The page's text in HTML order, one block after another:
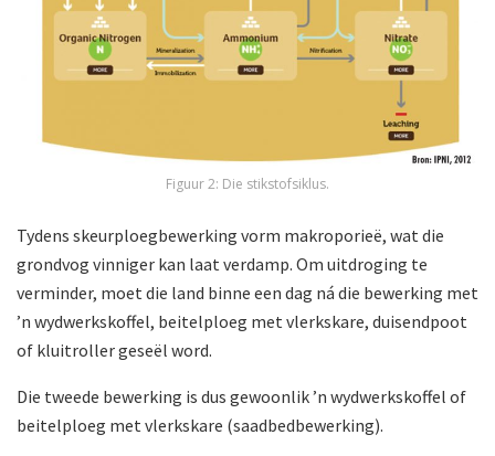
Figuur 2: Die stikstofsiklus.
Tydens skeurploegbewerking vorm makroporieë, wat die
grondvog vinniger kan laat verdamp. Om uitdroging te
verminder, moet die land binne een dag ná die bewerking met
’n wydwerkskoffel, beitelploeg met vlerkskare, duisendpoot
of kluitroller geseël word.
Die tweede bewerking is dus gewoonlik ’n wydwerkskoffel of
beitelploeg met vlerkskare (saadbedbewerking).